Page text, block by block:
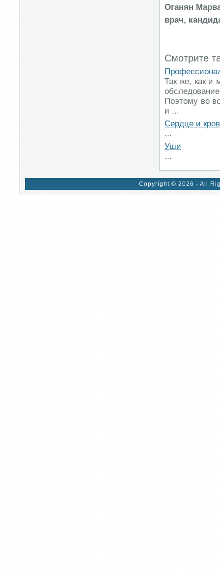
Оганян
врач,
Смотрите
Так же, как и
Поэтому во
и ...
Сердце и
...
Уши
...
Copyright © 2026 - All